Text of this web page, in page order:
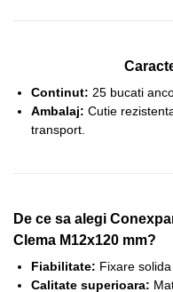
Continut: 25 bucati
Ambalaj: Cutie
transport.
De ce sa alegi
Clema M12x120 mm?
Fiabilitate: Fixare
Calitate superioara: